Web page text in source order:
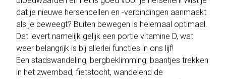
dat je nieuwe hersencellen en -verbindingen aanmaakt
als je beweegt? Buiten bewegen is helemaal optimaal.
Dat levert namelijk gelijk een portie vitamine D, wat
weer belangrijk is bij allerlei functies in ons lijf!
Een stadswandeling, bergbeklimming, baantjes trekken
in het zwembad, fietstocht, wandelend de